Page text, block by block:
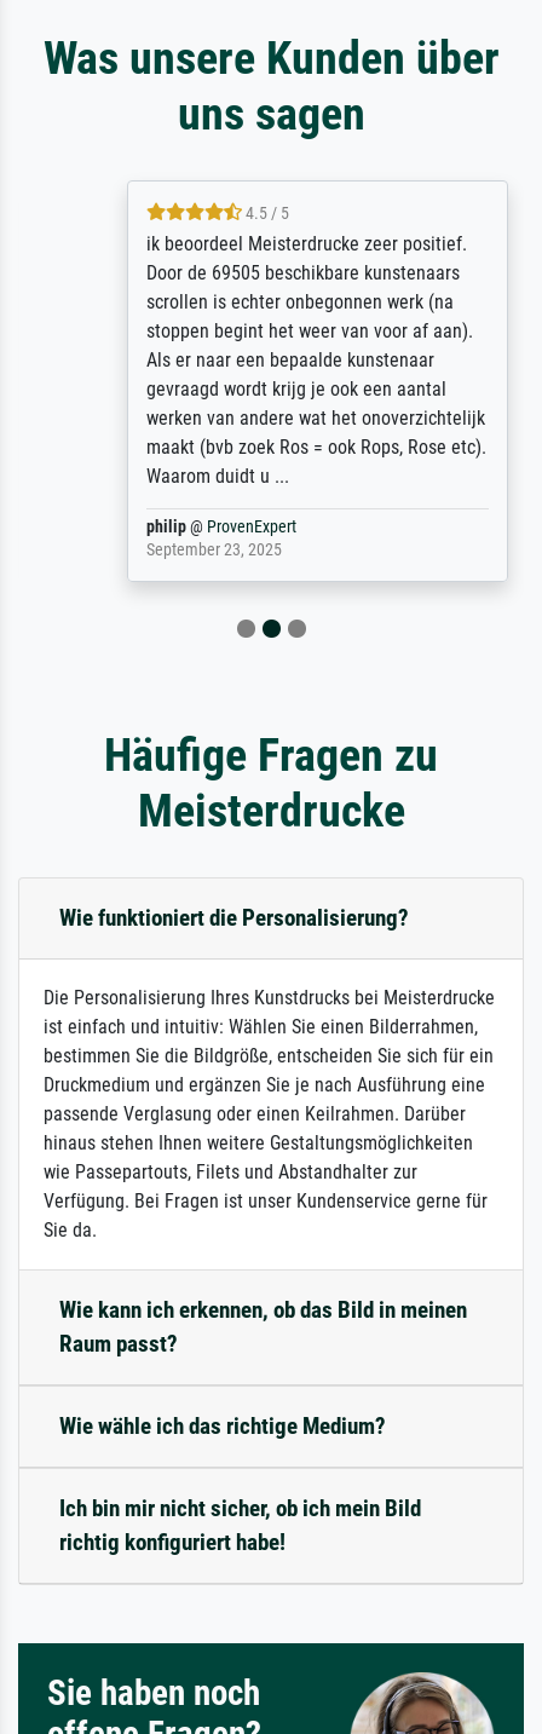
Was unsere Kunden über
uns sagen
4.5 / 5
ik beoordeel Meisterdrucke zeer positief.
Door de 69505 beschikbare kunstenaars
scrollen is echter onbegonnen werk (na
stoppen begint het weer van voor af aan).
Als er naar een bepaalde kunstenaar
gevraagd wordt krijg je ook een aantal
werken van andere wat het onoverzichtelijk
maakt (bvb zoek Ros = ook Rops, Rose etc).
Waarom duidt u ...
@ProvenExpert
September 23, 2025
Häufige Fragen zu
Meisterdrucke
Wie funktioniert die Personalisierung?
Die Personalisierung Ihres Kunstdrucks bei Meisterdrucke
ist einfach und intuitiv: Wählen Sie einen Bilderrahmen,
bestimmen Sie die Bildgröße, entscheiden Sie sich für ein
Druckmedium und ergänzen Sie je nach Ausführung eine
passende Verglasung oder einen Keilrahmen. Darüber
hinaus stehen Ihnen weitere Gestaltungsmöglichkeiten
wie Passepartouts, Filets und Abstandhalter zur
Verfügung. Bei Fragen ist unser Kundenservice gerne für
Sie da.
Wie kann ich erkennen, ob das Bild in meinen
Raum passt?
Wie wähle ich das richtige Medium?
Ich bin mir nicht sicher, ob ich mein Bild
richtig konfiguriert habe!
Sie haben noch